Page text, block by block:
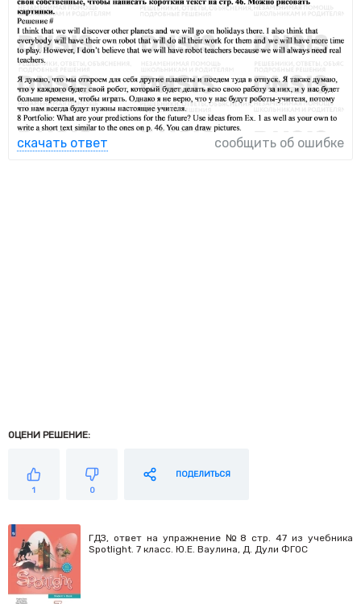
скачать ответ сообщить об ошибке
ОЦЕНИ РЕШЕНИЕ:
1 0
ПОДЕЛИТЬСЯ
ГДЗ, ответ на упражнение №8 cтр. 47 из учебника
Spotlight. 7 класс. Ю.Е. Ваулина, Д. Дули ФГОС